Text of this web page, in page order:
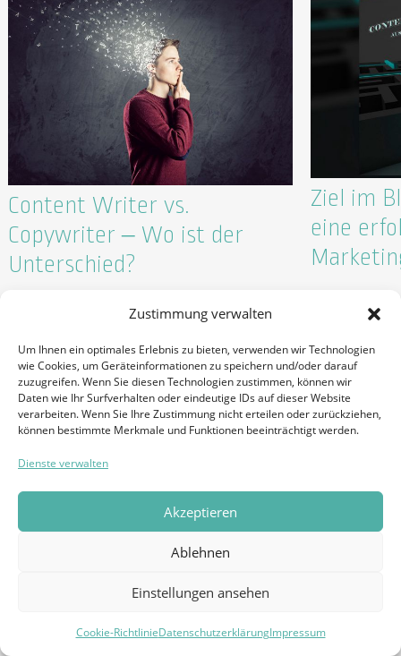
Zustimmung verwalten
Um Ihnen ein optimales Erlebnis zu bieten, verwenden wir Technologien
wie Cookies, um Geräteinformationen zu speichern und/oder darauf
zuzugreifen. Wenn Sie diesen Technologien zustimmen, können wir
Daten wie Ihr Surfverhalten oder eindeutige IDs auf dieser Website
verarbeiten. Wenn Sie Ihre Zustimmung nicht erteilen oder zurückziehen,
können bestimmte Merkmale und Funktionen beeinträchtigt werden.
Dienste verwalten
Akzeptieren
Ablehnen
Einstellungen ansehen
Cookie-RichtlinieDatenschutzerklärungImpressum
Content Writer vs.
Copywriter – Wo ist der
Unterschied?
Ziel im
eine
ALLGEMEIN
SEO Mythen – Wie viel
Wahrheit steckt in ihnen?
11. JANUAR 2016